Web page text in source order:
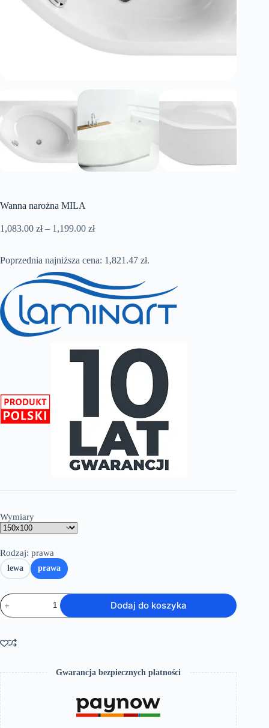
Wanna narożna MILA
1,083.00 zł – 1,199.00 złZakres
1,083.00 zł
1,199.00 zł
Poprzednia najniższa cena: 1,821.47 zł.
Wymiary
Rodzaj: prawa
lewa prawa
ilość
Wanna
narożna
Dodaj do koszyka
Gwarancja bezpiecznych płatności